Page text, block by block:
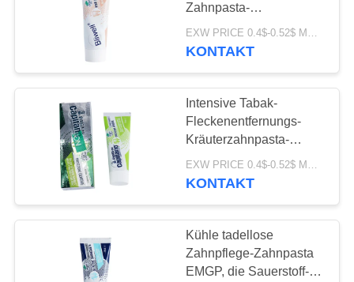
Kaubares
Zahnpasta-Tablet
Zahnweißungs-
Tablets
42
Zahnpasta-
Proentlastungs-Email-
Reparatur 75ml
KONTAKT
Intensive Tabak-
Fleckenentfernungs-
Kräuterzahnpasta-
empfindliches privates
Antilogo
EXW PRICE 0.4$-0.52$ MOQ:500pcs-30000pcs
KONTAKT
Kühle tadellose
Zahnpflege-Zahnpasta
EMGP, die Sauerstoff-